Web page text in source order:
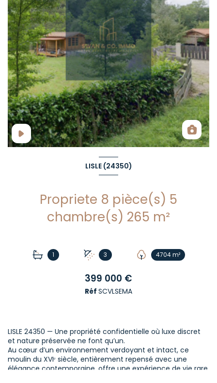
LISLE (24350)
Propriete 8 pièce(s) 5
chambre(s) 265 m²
1 3 4704 m²
399 000 €
Réf SCVLSEMA
LISLE 24350 — Une propriété confidentielle où luxe discret
et nature préservée ne font qu’un.
Au cœur d’un environnement verdoyant et intact, ce
moulin du XVIᵉ siècle, entièrement repensé avec une
élégance contemporaine, offre une expérience de vie rare